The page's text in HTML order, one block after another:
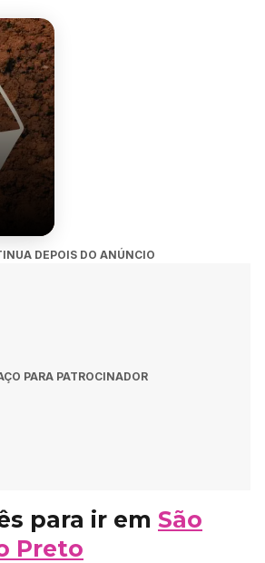
DEPOIS DO ANÚNCIO
PARA PATROCINADOR
para ir em São
Preto